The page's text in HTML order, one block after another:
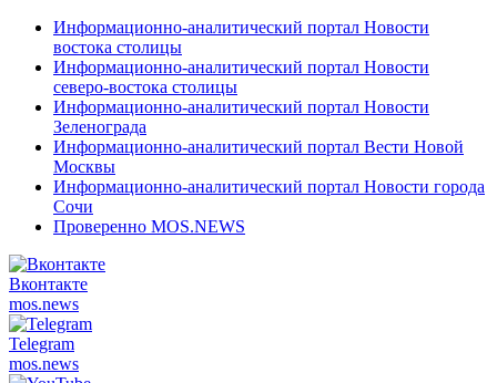
Информационно-аналитический портал Новости
востока столицы
Информационно-аналитический портал Новости
северо-востока столицы
Информационно-аналитический портал Новости
Зеленограда
Информационно-аналитический портал Вести Новой
Москвы
Информационно-аналитический портал Новости города
Сочи
Проверенно MOS.NEWS
Вконтакте
mos.news
Telegram
mos.news